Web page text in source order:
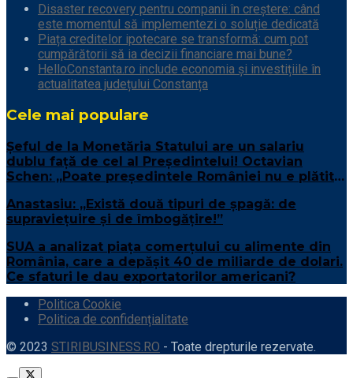
Disaster recovery pentru companii în creștere: când
este momentul să implementezi o soluție dedicată
Piața creditelor ipotecare se transformă: cum pot
cumpărătorii să ia decizii financiare mai bune?
HelloConstanta.ro include economia și investițiile în
actualitatea județului Constanța
Cele mai populare
Șeful de la Monetăria Statului are un salariu
dublu față de cel al Președintelui! Octavian
Schen: „Poate președintele României nu e plătit
Anastasiu: „Există două tipuri de șpagă: de
supraviețuire și de îmbogățire!”
SUA a analizat piața comerțului cu alimente din
România, care a depășit 40 de miliarde de dolari.
Ce sfaturi le dau exportatorilor americani?
Politica Cookie
Politica de confidențialitate
© 2023 STIRIBUSINESS.RO - Toate drepturile rezervate.